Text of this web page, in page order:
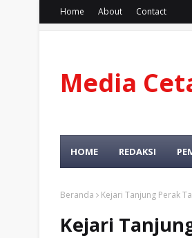
Home About Contact
Media
HOME REDAKSI
Beranda Kejari Tanjung Perak
Kejari